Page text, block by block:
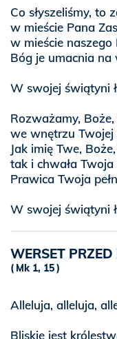
Co słyszeliśmy, to
w mieście Pana
w mieście naszego
Bóg je umacnia na
W swojej świątyni
Rozważamy,
we wnętrzu Twojej
Jak imię Twe, Boże,
tak i chwała
Prawica Twoja
W swojej świątyni
WERSET
Mk 1, 15
Alleluja, alleluja,
Bliskie jest